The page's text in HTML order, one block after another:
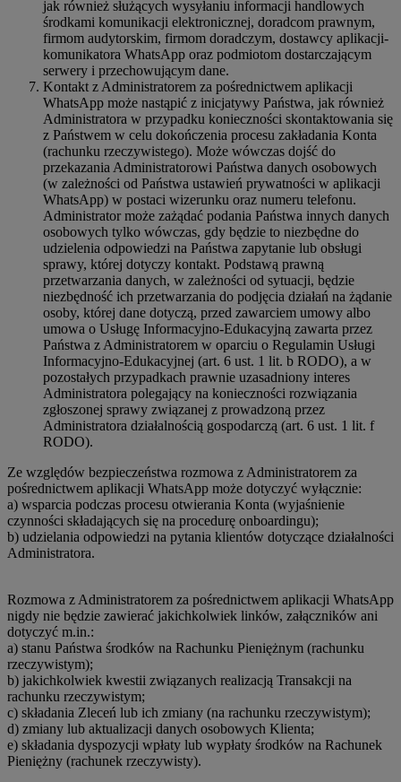
jak również służących wysyłaniu informacji handlowych
środkami komunikacji elektronicznej, doradcom prawnym,
firmom audytorskim, firmom doradczym, dostawcy aplikacji-
komunikatora WhatsApp oraz podmiotom dostarczającym
serwery i przechowującym dane.
Kontakt z Administratorem za pośrednictwem aplikacji
WhatsApp może nastąpić z inicjatywy Państwa, jak również
Administratora w przypadku konieczności skontaktowania się
z Państwem w celu dokończenia procesu zakładania Konta
(rachunku rzeczywistego). Może wówczas dojść do
przekazania Administratorowi Państwa danych osobowych
(w zależności od Państwa ustawień prywatności w aplikacji
WhatsApp) w postaci wizerunku oraz numeru telefonu.
Administrator może zażądać podania Państwa innych danych
osobowych tylko wówczas, gdy będzie to niezbędne do
udzielenia odpowiedzi na Państwa zapytanie lub obsługi
sprawy, której dotyczy kontakt. Podstawą prawną
przetwarzania danych, w zależności od sytuacji, będzie
niezbędność ich przetwarzania do podjęcia działań na żądanie
osoby, której dane dotyczą, przed zawarciem umowy albo
umowa o Usługę Informacyjno-Edukacyjną zawarta przez
Państwa z Administratorem w oparciu o Regulamin Usługi
Informacyjno-Edukacyjnej (art. 6 ust. 1 lit. b RODO), a w
pozostałych przypadkach prawnie uzasadniony interes
Administratora polegający na konieczności rozwiązania
zgłoszonej sprawy związanej z prowadzoną przez
Administratora działalnością gospodarczą (art. 6 ust. 1 lit. f
RODO).
Ze względów bezpieczeństwa rozmowa z Administratorem za
pośrednictwem aplikacji WhatsApp może dotyczyć wyłącznie:
a) wsparcia podczas procesu otwierania Konta (wyjaśnienie
czynności składających się na procedurę onboardingu);
b) udzielania odpowiedzi na pytania klientów dotyczące działalności
Administratora.
Rozmowa z Administratorem za pośrednictwem aplikacji WhatsApp
nigdy nie będzie zawierać jakichkolwiek linków, załączników ani
dotyczyć m.in.:
a) stanu Państwa środków na Rachunku Pieniężnym (rachunku
rzeczywistym);
b) jakichkolwiek kwestii związanych realizacją Transakcji na
rachunku rzeczywistym;
c) składania Zleceń lub ich zmiany (na rachunku rzeczywistym);
d) zmiany lub aktualizacji danych osobowych Klienta;
e) składania dyspozycji wpłaty lub wypłaty środków na Rachunek
Pieniężny (rachunek rzeczywisty).